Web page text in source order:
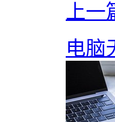
上一
电脑